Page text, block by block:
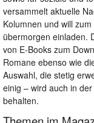
versammelt aktuelle
Kolumnen und will
übermorgen einladen.
von E-Books zum
Romane ebenso wie
Auswahl, die stetig
einig – wird auch in
behalten.